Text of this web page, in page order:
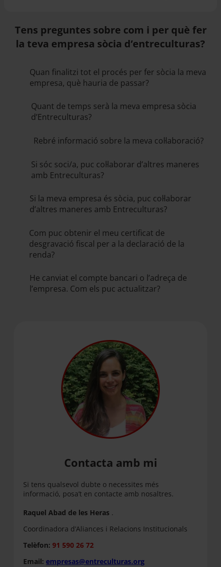
Tens preguntes sobre com i per què fer
la teva empresa sòcia d’entreculturas?
Quan finalitzi tot el procés per fer sòcia la meva
empresa, què hauria de passar?
Quant de temps serà la meva empresa sòcia
d’Entreculturas?
Rebré informació sobre la meva col·laboració?
Si sóc soci/a, puc col·laborar d’altres maneres
amb Entreculturas?
Si la meva empresa és sòcia, puc col·laborar
d’altres maneres amb Entreculturas?
Com puc obtenir el meu certificat de
desgravació fiscal per a la declaració de la
renda?
He canviat el compte bancari o l’adreça de
l’empresa. Com els puc actualitzar?
Contacta amb mi
Si tens qualsevol dubte o necessites més
informació, posa’t en contacte amb nosaltres.
Raquel Abad de les Heras .
Coordinadora d’Aliances i Relacions Institucionals
Telèfon:91 590 26 72
Email: empresas@entreculturas.org